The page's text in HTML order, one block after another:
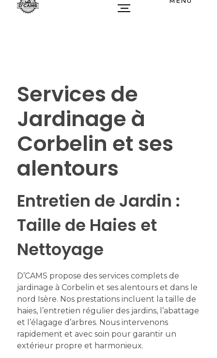
Services de
Jardinage à
Corbelin et ses
alentours
Entretien de Jardin :
Taille de Haies et
Nettoyage
D’CAMS propose des services complets de
jardinage à Corbelin et ses alentours et dans le
nord Isère. Nos prestations incluent la taille de
haies, l’entretien régulier des jardins, l’abattage
et l’élagage d’arbres. Nous intervenons
rapidement et avec soin pour garantir un
extérieur propre et harmonieux.